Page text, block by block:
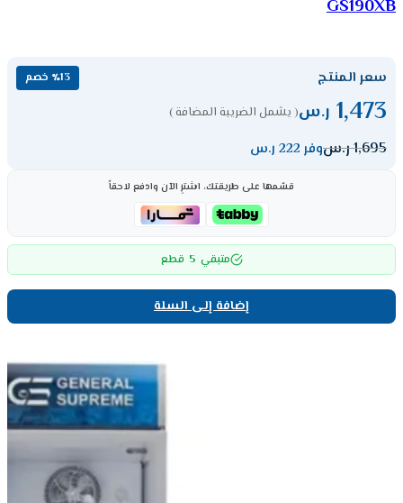
GS190XB
سعر المنتج ٪13 خصم
1,473 ر.س( يشمل الضريبة المضافة )
1,695ر.سوفر 222 ر.س
قسّمها على طريقتك، اشترِ الآن وادفع لاحقاً
متبقي 5 قطع
إضافة إلى السلة